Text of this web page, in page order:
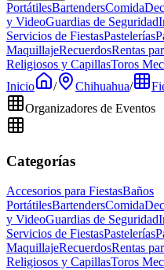
PortátilesBartendersComida
y VideoGuardias de Seguridad
Servicios de FiestasPastelerías
MaquillajeRecuerdosRentas
Religiosos y CapillasToros
Inicio
/ Chihuahua/
Organizadores de Eventos
Categorías
Accesorios para FiestasBaños
PortátilesBartendersComida
y VideoGuardias de Seguridad
Servicios de FiestasPastelerías
MaquillajeRecuerdosRentas
Religiosos y CapillasToros